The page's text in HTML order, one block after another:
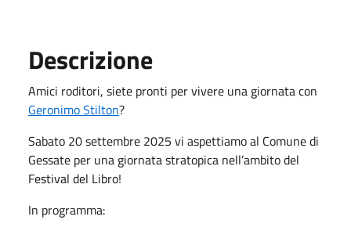
Descrizione
Amici roditori, siete pronti per vivere una giornata con
Geronimo Stilton?
Sabato 20 settembre 2025 vi aspettiamo al Comune di
Gessate per una giornata stratopica nell’ambito del
Festival del Libro!
In programma: